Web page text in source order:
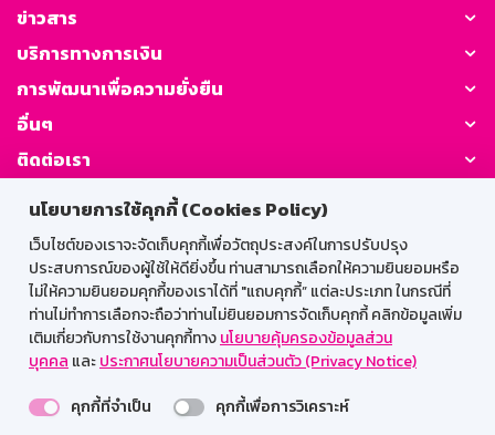
นโยบายการใช้คุกกี้ (Cookies Policy)
เว็บไซต์ของเราจะจัดเก็บคุกกี้เพื่อวัตถุประสงค์ในการปรับปรุง
ประสบการณ์ของผู้ใช้ให้ดียิ่งขึ้น ท่านสามารถเลือกให้ความยินยอมหรือ
ไม่ให้ความยินยอมคุกกี้ของเราได้ที่ "แถบคุกกี้” แต่ละประเภท ในกรณีที่
ท่านไม่ทำการเลือกจะถือว่าท่านไม่ยินยอมการจัดเก็บคุกกี้ คลิกข้อมูลเพิ่ม
เติมเกี่ยวกับการใช้งานคุกกี้ทางนโยบายคุ้มครองข้อมูลส่วน
บุคคล และประกาศนโยบายความเป็นส่วนตัว (Privacy Notice)
คุกกี้ที่จำเป็น
คุกกี้เพื่อการวิเคราะห์
ที่ลงรับไปแล้วธนาคารจะไม่เรียกคืน ภาษี ณ ที่จ่าย บุคคล
ธรรมดาไม่เสียภาษี นิติบุคคลหักภาษี ณ ที่จ่าย ตามประกาศ
กรมสรรพากร ระยะเวลาจ่ายดอกเบี้ย จ่ายดอกเบี้ยทุกเดือน
โดยโอนเข้าบัญชีเงินฝากประเภทเผื่อเรียกที่เป็นบัญชีคู่โอน
ข่าวสาร
บริการทางการเงิน
การพัฒนาเพื่อความยั่งยืน
อื่นๆ
ติดต่อเรา
GSB Society:
สำหรับพนักงาน
Web HR
GSB Wisdom
M-Search
เข้าสู่ระบบเน็ตเมล